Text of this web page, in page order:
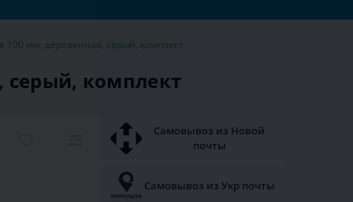
100 мм, деревянная, серый, комплект
серый, комплект
Самовывоз из Новой
почты
Самовывоз из Укр почты